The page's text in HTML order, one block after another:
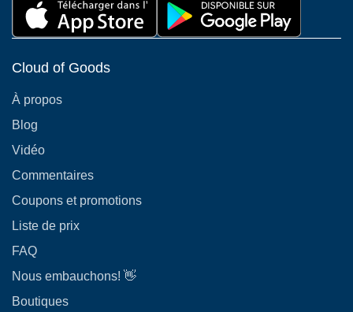
Cloud of Goods
À propos
Blog
Vidéo
Commentaires
Coupons et promotions
Liste de prix
FAQ
Nous embauchons! 👋
Boutiques